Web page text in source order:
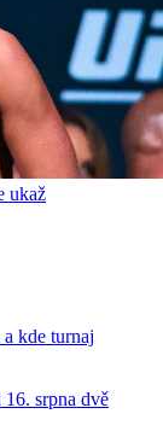
ukaž
kde turnaj
srpna dvě